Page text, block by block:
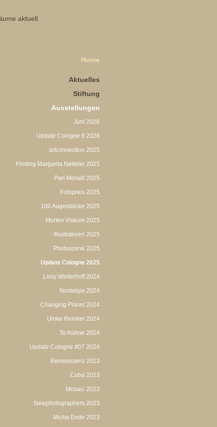
Home
Aktuelles
Stiftung
Ausstellungen
Juni 2026
Update Cologne 9 2026
artconnection 2025
Finding Margarita Neiteler 2025
Pari Moradi 2025
Fotopreis 2025
100 Augenblicke 2025
Morten Viskum 2025
Illustratoren 2025
Photoszene 2025
Update Cologne 2025
Lissy Winterhoff 2024
Nostalgia 2024
Changing Planet 2024
Ulrike Reinker 2024
To Kühne 2024
Update Cologne #07 2024
Reminiszenz 2023
Cuba 2023
Mosaic 2023
Newphotographers 2023
Micha Ende 2023